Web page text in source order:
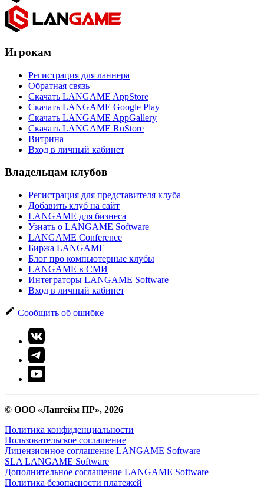
Игрокам
Регистрация для ланнера
Обратная связь
Скачать LANGAME AppStore
Скачать LANGAME Google Play
Скачать LANGAME AppGallery
Скачать LANGAME RuStore
Витрина
Вход в личный кабинет
Владельцам клубов
Регистрация для представителя клуба
Добавить клуб на сайт
LANGAME для бизнеса
Узнать о LANGAME Software
LANGAME Conference
Биржа LANGAME
Блог про компьютерные клубы
LANGAME в СМИ
Интеграторы LANGAME Software
Вход в личный кабинет
Сообщить об ошибке
© ООО «Лангейм ПР», 2026
Политика конфиденциальности
Пользовательское соглашение
Лицензионное соглашение LANGAME Software
SLA LANGAME Software
Дополнительное соглашение LANGAME Software
Политика безопасности платежей